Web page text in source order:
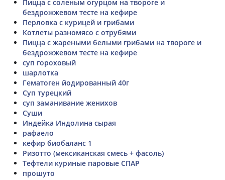
Пицца с соленым огурцом на твороге и
бездрожжевом тесте на кефире
Перловка с курицей и грибами
Котлеты разномясо с отрубями
Пицца с жареными белыми грибами на твороге и
бездрожжевом тесте на кефире
суп гороховый
шарлотка
Гематоген йодированный 40г
Суп турецкий
суп заманивание женихов
Суши
Индейка Индолина сырая
рафаело
кефир биобаланс 1
Ризотто (мексиканская смесь + фасоль)
Тефтели куриные паровые СПАР
прошуто